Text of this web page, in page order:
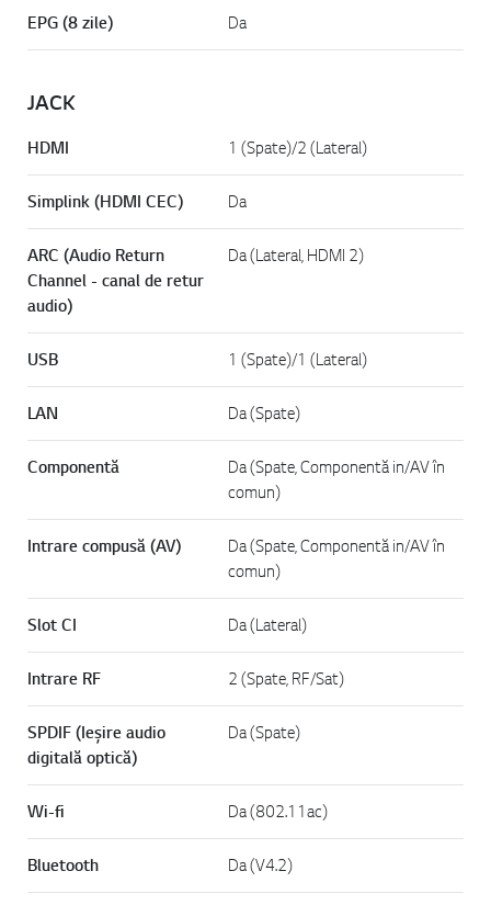
EPG (8 zile) Da
JACK
HDMI 1 (Spate)/2 (Lateral)
Simplink (HDMI CEC) Da
ARC (Audio Return
Channel - canal de retur
audio)
Da (Lateral, HDMI 2)
USB 1 (Spate)/1 (Lateral)
LAN Da (Spate)
Componentă
Da (Spate, Componentă in/AV în
comun)
Intrare compusă (AV)
Da (Spate, Componentă in/AV în
comun)
Slot CI Da (Lateral)
Intrare RF 2 (Spate, RF/Sat)
SPDIF (Ieșire audio
digitală optică)
Da (Spate)
Wi-fi Da (802.11ac)
Bluetooth Da (V4.2)